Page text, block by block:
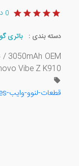
0
دسته بندی : باتری
3050mAh OEM
Vibe Z K910
قطعات-لنوو-وایب-Lenovo-Vibe-Series